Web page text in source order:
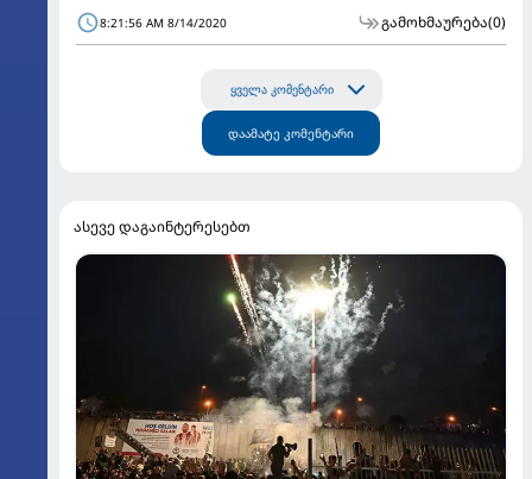
8:21:56 AM 8/14/2020 გამოხმაურება(0)
ყველა კომენტარი
დაამატე კომენტარი
ასევე დაგაინტერესებთ